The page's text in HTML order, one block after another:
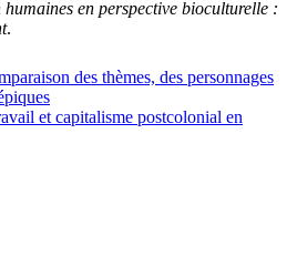
en perspective bioculturelle :
.
des thèmes, des personnages
et capitalisme postcolonial en